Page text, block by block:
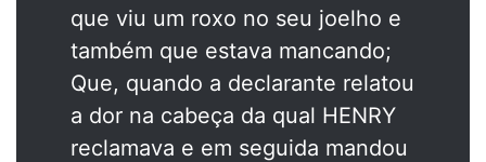
que viu um roxo no seu joelho e
também que estava mancando;
Que, quando a declarante relatou
a dor na cabeça da qual HENRY
reclamava e em seguida mandou